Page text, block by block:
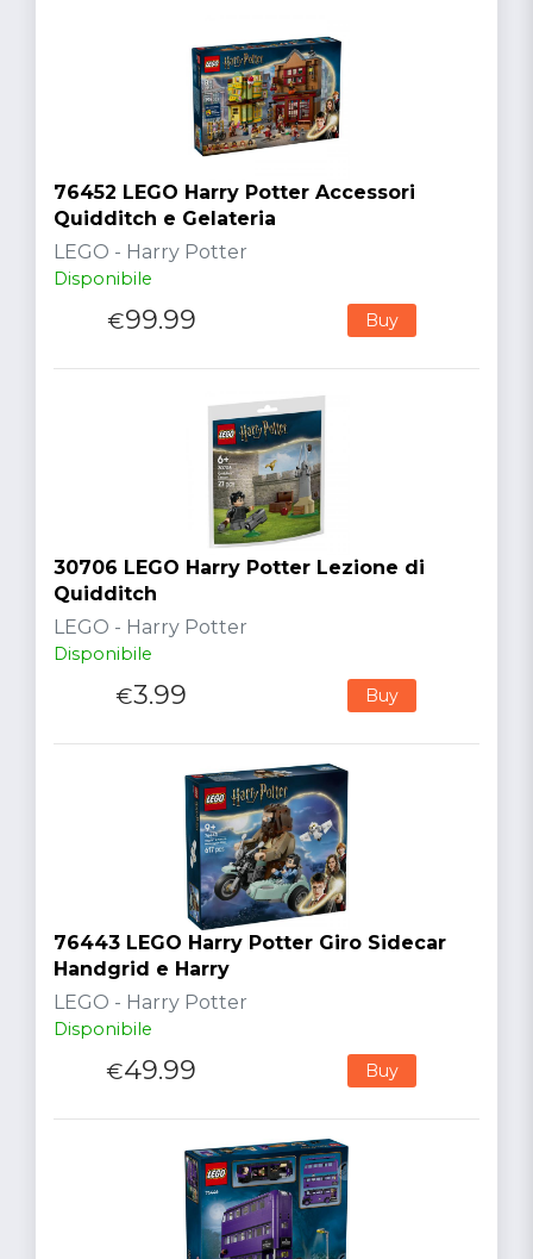
76452 LEGO Harry Potter Accessori
Quidditch e Gelateria
LEGO - Harry Potter
Disponibile
€99.99 Buy
30706 LEGO Harry Potter Lezione di
Quidditch
LEGO - Harry Potter
Disponibile
€3.99 Buy
76443 LEGO Harry Potter Giro Sidecar
Handgrid e Harry
LEGO - Harry Potter
Disponibile
€49.99 Buy